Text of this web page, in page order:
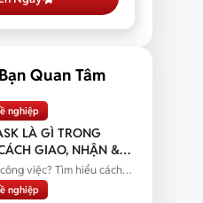
Quan Tâm
nghiệp
LÀ GÌ TRONG
GIAO, NHẬN &
việc? Tìm hiểu cách
dõi task...
nghiệp